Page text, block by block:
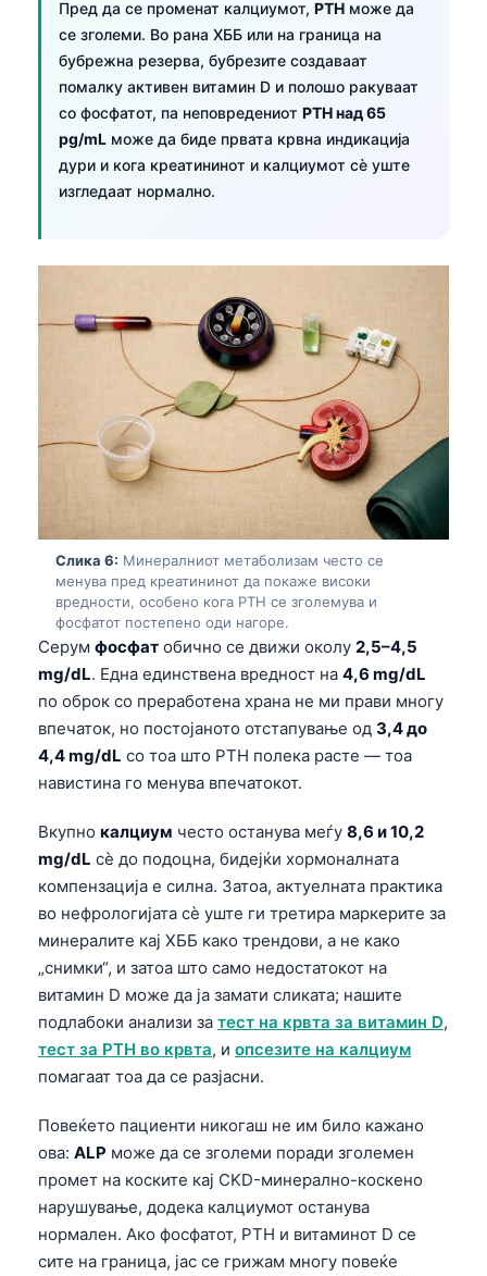
Пред да се променат калциумот, PTH може да
се зголеми. Во рана ХББ или на граница на
бубрежна резерва, бубрезите создаваат
помалку активен витамин D и полошо ракуваат
со фосфатот, па неповредениот PTH над 65
pg/mL може да биде првата крвна индикација
дури и кога креатининот и калциумот сè уште
изгледаат нормално.
Слика 6: Минералниот метаболизам често се
менува пред креатининот да покаже високи
вредности, особено кога PTH се зголемува и
фосфатот постепено оди нагоре.
Серум фосфат обично се движи околу 2,5–4,5
mg/dL. Една единствена вредност на 4,6 mg/dL
по оброк со преработена храна не ми прави многу
впечаток, но постојаното отстапување од 3,4 до
4,4 mg/dL со тоа што PTH полека расте — тоа
навистина го менува впечатокот.
Вкупно калциум често останува меѓу 8,6 и 10,2
mg/dL сè до подоцна, бидејќи хормоналната
компензација е силна. Затоа, актуелната практика
во нефрологијата сè уште ги третира маркерите за
минералите кај ХББ како трендови, а не како
„снимки“, и затоа што само недостатокот на
витамин D може да ја замати сликата; нашите
подлабоки анализи за тест на крвта за витамин D,
тест за PTH во крвта, и опсезите на калциум
помагаат тоа да се разјасни.
Повеќето пациенти никогаш не им било кажано
ова: ALP може да се зголеми поради зголемен
промет на коските кај CKD-минерално-коскено
нарушување, додека калциумот останува
нормален. Ако фосфатот, PTH и витаминот D се
сите на граница, јас се грижам многу повеќе
Nederlands
हिन्दी
Bahasa Indonesia
Հայերեն
Íslenska
Српски језик
Svenska
Azərbaycan dili
Eesti
日本語
Čeština
ქართული
Русский
Lietuvių kalba
Polski
한국어
Slovenščina
Magyar
Shqip
বাংলা
मराठी
తెలుగు
ગુજરાતી
ಕನ್ನಡ
Tagalog
ไทย
ဗမာစာ
Kiswahili
አማርኛ